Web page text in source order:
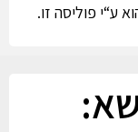
ע“י פוליסה זו.